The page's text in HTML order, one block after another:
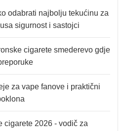
odabrati najbolju tekućinu za
sigurnost i sastojci
cigarete smederevo gdje
za vape fanove i praktični
cigarete 2026 - vodič za